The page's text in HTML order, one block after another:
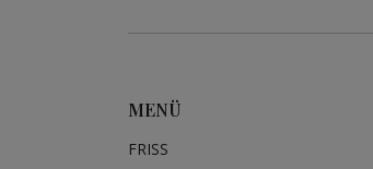
MENÜ
FRISS